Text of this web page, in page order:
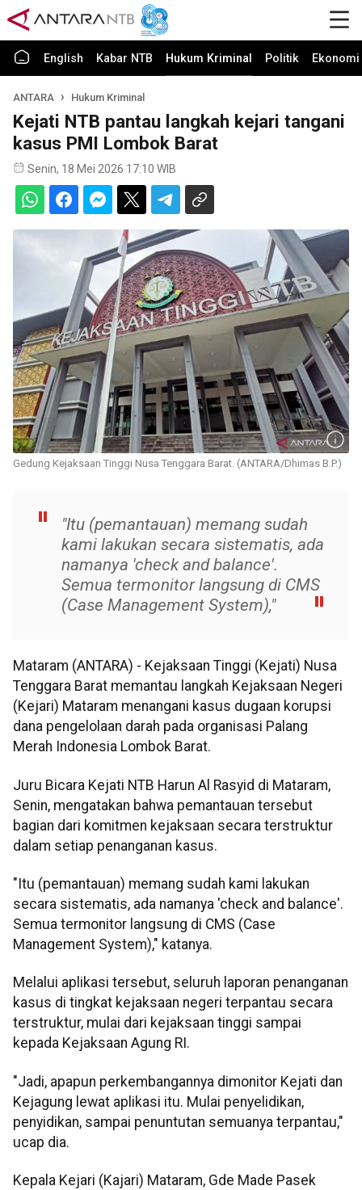
English Kabar NTB Hukum Kriminal Politik
ANTARA Hukum Kriminal
Kejati NTB pantau langkah kejari tangani
kasus PMI Lombok Barat
Senin, 18 Mei 2026 17:10 WIB
Gedung Kejaksaan Tinggi Nusa Tenggara Barat. (ANTARA/Dhimas B.P.)
"Itu (pemantauan) memang sudah
kami lakukan secara sistematis, ada
namanya 'check and balance'.
Semua termonitor langsung di CMS
(Case Management System),"
Mataram (ANTARA) - Kejaksaan Tinggi (Kejati) Nusa
Tenggara Barat memantau langkah Kejaksaan Negeri
(Kejari) Mataram menangani kasus dugaan korupsi
dana pengelolaan darah pada organisasi Palang
Merah Indonesia Lombok Barat.
Juru Bicara Kejati NTB Harun Al Rasyid di Mataram,
Senin, mengatakan bahwa pemantauan tersebut
bagian dari komitmen kejaksaan secara terstruktur
dalam setiap penanganan kasus.
"Itu (pemantauan) memang sudah kami lakukan
secara sistematis, ada namanya 'check and balance'.
Semua termonitor langsung di CMS (Case
Management System)," katanya.
Melalui aplikasi tersebut, seluruh laporan penanganan
kasus di tingkat kejaksaan negeri terpantau secara
terstruktur, mulai dari kejaksaan tinggi sampai
kepada Kejaksaan Agung RI.
"Jadi, apapun perkembangannya dimonitor Kejati dan
Kejagung lewat aplikasi itu. Mulai penyelidikan,
penyidikan, sampai penuntutan semuanya terpantau,"
ucap dia.
Kepala Kejari (Kajari) Mataram, Gde Made Pasek